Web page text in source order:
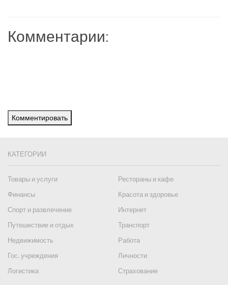
Комментарии:
Комментировать
КАТЕГОРИИ
Товары и услуги
Рестораны и кафе
Финансы
Красота и здоровье
Спорт и развлечение
Интернет
Путешествие и отдых
Транспорт
Недвижимость
Работа
Гос. учреждения
Личности
Логистика
Страхование